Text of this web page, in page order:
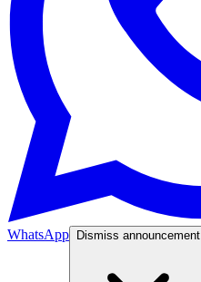
WhatsApp Dismiss announcement